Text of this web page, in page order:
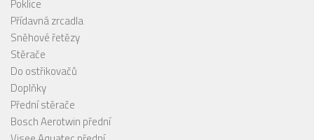
Poklice
Přídavná zrcadla
Sněhové řetězy
Stěrače
Do ostřikovačů
Doplňky
Přední stěrače
Bosch Aerotwin přední